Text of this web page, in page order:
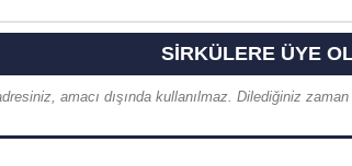
amacı dışında kullanılmaz. Dilediğiniz